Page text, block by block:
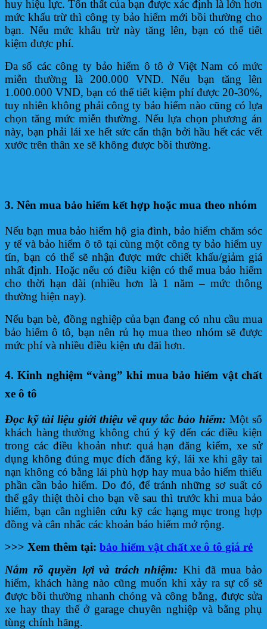
huy hiệu lực. Tổn thất của bạn được xác định là lớn hơn
mức khấu trừ thì công ty bảo hiểm mới bồi thường cho
bạn. Nếu mức khấu trừ này tăng lên, bạn có thể tiết
kiệm được phí.
Đa số các công ty bảo hiểm ô tô ở Việt Nam có mức
miễn thường là 200.000 VND. Nếu bạn tăng lên
1.000.000 VND, bạn có thể tiết kiệm phí được 20-30%,
tuy nhiên không phải công ty bảo hiểm nào cũng có lựa
chọn tăng mức miễn thường. Nếu lựa chọn phương án
này, bạn phải lái xe hết sức cẩn thận bởi hầu hết các vết
xước trên thân xe sẽ không được bồi thường.
3. Nên mua bảo hiểm kết hợp hoặc mua theo nhóm
Nếu bạn mua bảo hiểm hộ gia đình, bảo hiểm chăm sóc
y tế và bảo hiểm ô tô tại cùng một công ty bảo hiểm uy
tín, bạn có thể sẽ nhận được mức chiết khấu/giảm giá
nhất định. Hoặc nếu có điều kiện có thể mua bảo hiểm
cho thời hạn dài (nhiều hơn là 1 năm – mức thông
thường hiện nay).
Nếu bạn bè, đồng nghiệp của bạn đang có nhu cầu mua
bảo hiểm ô tô, bạn nên rủ họ mua theo nhóm sẽ được
mức phí và nhiều điều kiện ưu đãi hơn.
4. Kinh nghiệm “vàng” khi mua bảo hiểm vật chất
xe ô tô
Đọc kỹ tài liệu giới thiệu về quy tắc bảo hiểm: Một số
khách hàng thường không chú ý kỹ đến các điều kiện
trong các điều khoản như: quá hạn đăng kiểm, xe sử
dụng không đúng mục đích đăng ký, lái xe khi gây tai
nạn không có bằng lái phù hợp hay mua bảo hiểm thiếu
phần cần bảo hiểm. Do đó, để tránh những sơ suất có
thể gây thiệt thòi cho bạn về sau thì trước khi mua bảo
hiểm, bạn cần nghiên cứu kỹ các hạng mục trong hợp
đồng và cân nhắc các khoản bảo hiểm mở rộng.
>>> Xem thêm tại: bảo hiểm vật chất xe ô tô giá rẻ
Nắm rõ quyền lợi và trách nhiệm: Khi đã mua bảo
hiểm, khách hàng nào cũng muốn khi xảy ra sự cố sẽ
được bồi thường nhanh chóng và công bằng, được sửa
xe hay thay thế ở garage chuyên nghiệp và bằng phụ
tùng chính hãng.